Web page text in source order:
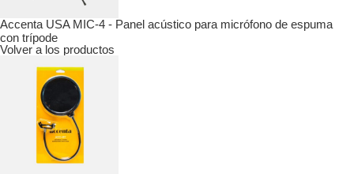
Accenta USA MIC-4 - Panel acústico para micrófono de espuma
con trípode
Volver a los productos